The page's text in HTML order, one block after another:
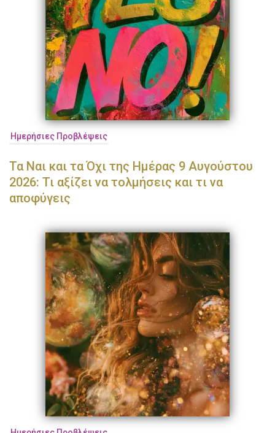
Ημερήσιες Προβλέψεις
Τα Ναι και τα Όχι της Ημέρας 9 Αυγούστου
2026: Τι αξίζει να τολμήσεις και τι να
αποφύγεις